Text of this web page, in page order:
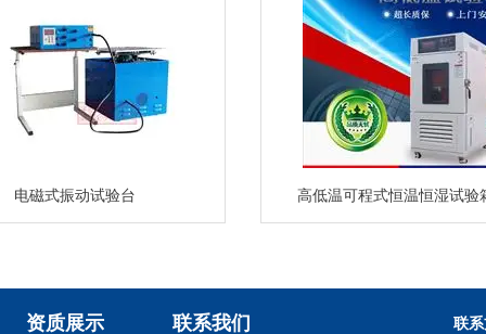
电磁式振动试验台 高低温可程式恒温恒湿试验
资质展示 联系我们 联